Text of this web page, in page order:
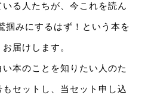
る人たちが、今これを読ん
掴みにするはず！という本を
届けします。
本のことを知りたい人のた
セットし、当セット申し込